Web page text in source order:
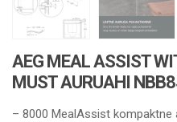
AEG MEAL ASSIST
MUST AURUAHI
– 8000 MealAssist kompaktne